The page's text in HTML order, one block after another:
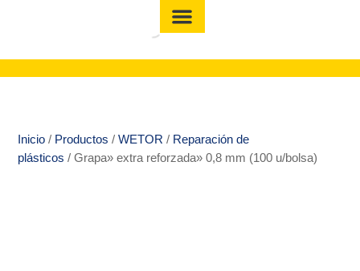
Inicio / Productos / WETOR / Reparación de
plásticos / Grapa» extra reforzada» 0,8 mm (100 u/bolsa)